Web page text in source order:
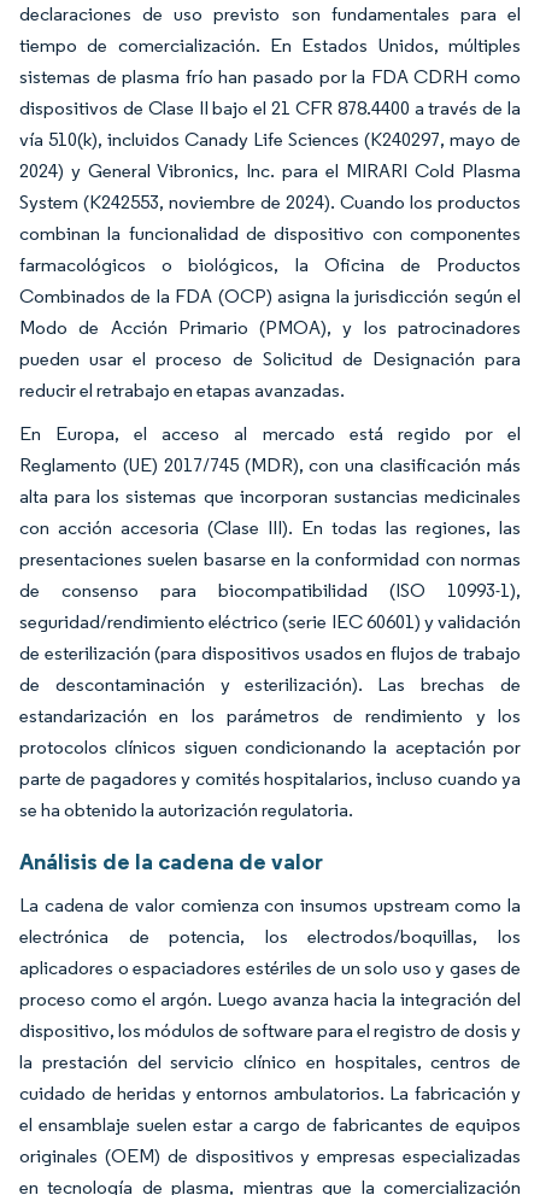
declaraciones de uso previsto son fundamentales para el
tiempo de comercialización. En Estados Unidos, múltiples
sistemas de plasma frío han pasado por la FDA CDRH como
dispositivos de Clase II bajo el 21 CFR 878.4400 a través de la
vía 510(k), incluidos Canady Life Sciences (K240297, mayo de
2024) y General Vibronics, Inc. para el MIRARI Cold Plasma
System (K242553, noviembre de 2024). Cuando los productos
combinan la funcionalidad de dispositivo con componentes
farmacológicos o biológicos, la Oficina de Productos
Combinados de la FDA (OCP) asigna la jurisdicción según el
Modo de Acción Primario (PMOA), y los patrocinadores
pueden usar el proceso de Solicitud de Designación para
reducir el retrabajo en etapas avanzadas.
En Europa, el acceso al mercado está regido por el
Reglamento (UE) 2017/745 (MDR), con una clasificación más
alta para los sistemas que incorporan sustancias medicinales
con acción accesoria (Clase III). En todas las regiones, las
presentaciones suelen basarse en la conformidad con normas
de consenso para biocompatibilidad (ISO 10993-1),
seguridad/rendimiento eléctrico (serie IEC 60601) y validación
de esterilización (para dispositivos usados en flujos de trabajo
de descontaminación y esterilización). Las brechas de
estandarización en los parámetros de rendimiento y los
protocolos clínicos siguen condicionando la aceptación por
parte de pagadores y comités hospitalarios, incluso cuando ya
se ha obtenido la autorización regulatoria.
Análisis de la cadena de valor
La cadena de valor comienza con insumos upstream como la
electrónica de potencia, los electrodos/boquillas, los
aplicadores o espaciadores estériles de un solo uso y gases de
proceso como el argón. Luego avanza hacia la integración del
dispositivo, los módulos de software para el registro de dosis y
la prestación del servicio clínico en hospitales, centros de
cuidado de heridas y entornos ambulatorios. La fabricación y
el ensamblaje suelen estar a cargo de fabricantes de equipos
originales (OEM) de dispositivos y empresas especializadas
en tecnología de plasma, mientras que la comercialización